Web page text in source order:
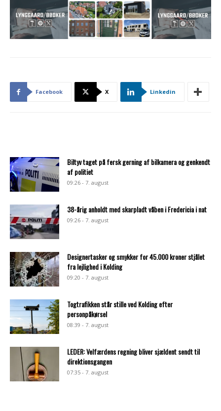
Facebook X Linkedin
Biltyv taget på fersk gerning af bilkamera og genkendt
af politiet
09:26 - 7. august
38-årig anholdt med skarpladt våben i Fredericia i nat
09:26 - 7. august
Designertasker og smykker for 45.000 kroner stjålet
fra lejlighed i Kolding
09:20 - 7. august
Togtrafikken står stille ved Kolding efter
personpåkørsel
08:39 - 7. august
LEDER: Velfærdens regning bliver sjældent sendt til
direktionsgangen
07:35 - 7. august